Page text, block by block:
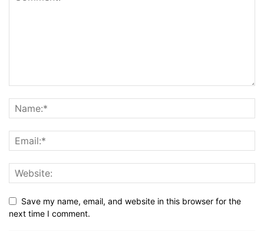
Save my name, email, and website in this browser for the
next time I comment.